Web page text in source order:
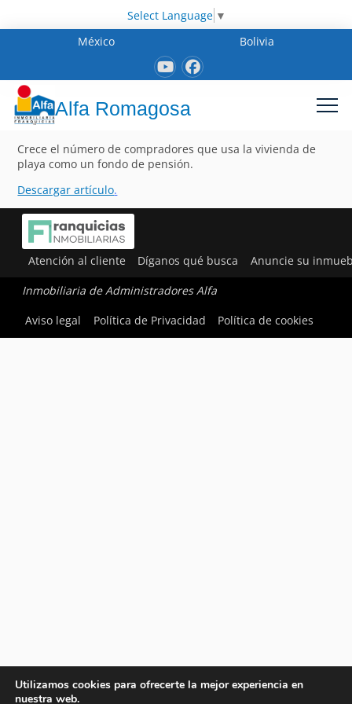
Select Language ▼
México
Bolivia
Alfa Romagosa
Crece el número de compradores que usa la vivienda de
playa como un fondo de pensión.
Descargar artículo.
Atención al cliente Díganos qué busca Anuncie su
Inmobiliaria de Administradores Alfa
Aviso legal
Política de Privacidad Política de cookies
Utilizamos cookies para ofrecerte la mejor experiencia en
nuestra web.